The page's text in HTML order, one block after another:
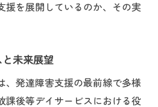
援を展開しているのか、その実
未来展望
、発達障害支援の最前線で多様
課後等デイサービスにおける役